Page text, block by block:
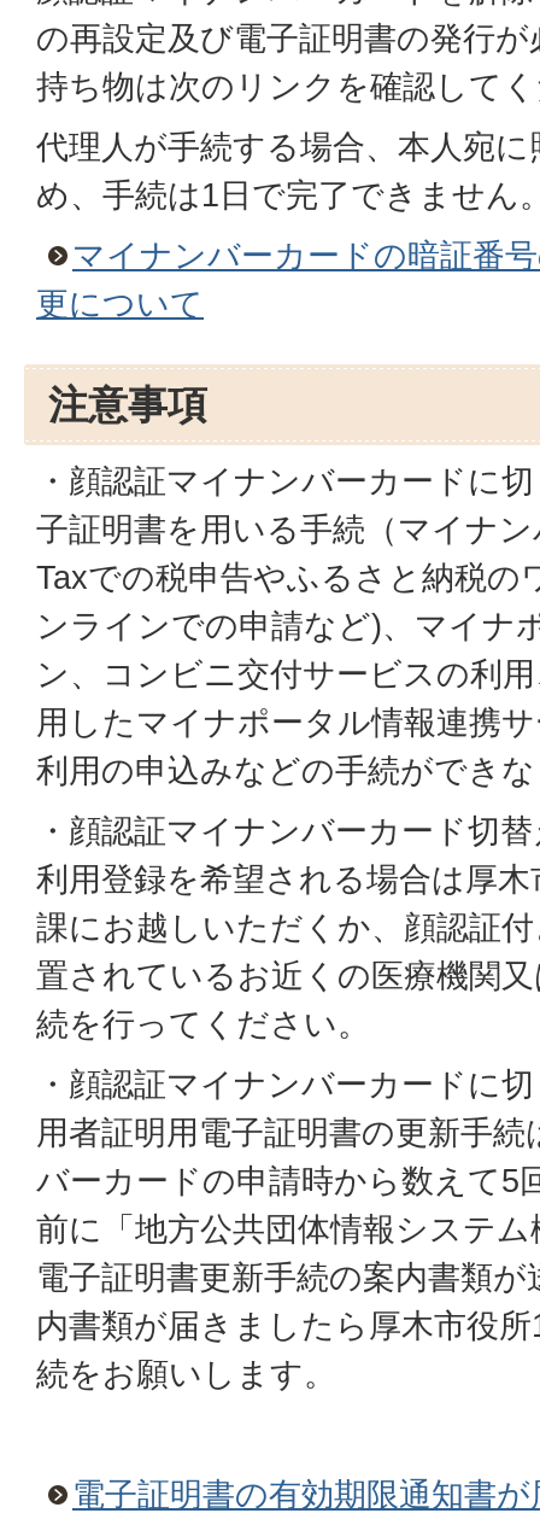
の再設定及び電子証明書の発行
持ち物は次のリンクを確認して
代理人が手続する場合、本人宛
め、手続は1日で完了できません
マイナンバーカードの暗証番
更について
注意事項
・顔認証マイナンバーカードに
子証明書を用いる手続（マイナ
Taxでの税申告やふるさと納税の
ンラインでの申請など)、マイナ
ン、コンビニ交付サービスの利
用したマイナポータル情報連携
利用の申込みなどの手続ができ
・顔認証マイナンバーカード切
利用登録を希望される場合は厚
課にお越しいただくか、顔認証
置されているお近くの医療機関
続を行ってください。
・顔認証マイナンバーカードに
用者証明用電子証明書の更新手
バーカードの申請時から数えて5
前に「地方公共団体情報システ
電子証明書更新手続の案内書類
内書類が届きましたら厚木市役
続をお願いします。
電子証明書の有効期限通知書